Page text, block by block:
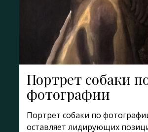
Портрет собаки
фотографии
Портрет собаки по
оставляет лидирующих